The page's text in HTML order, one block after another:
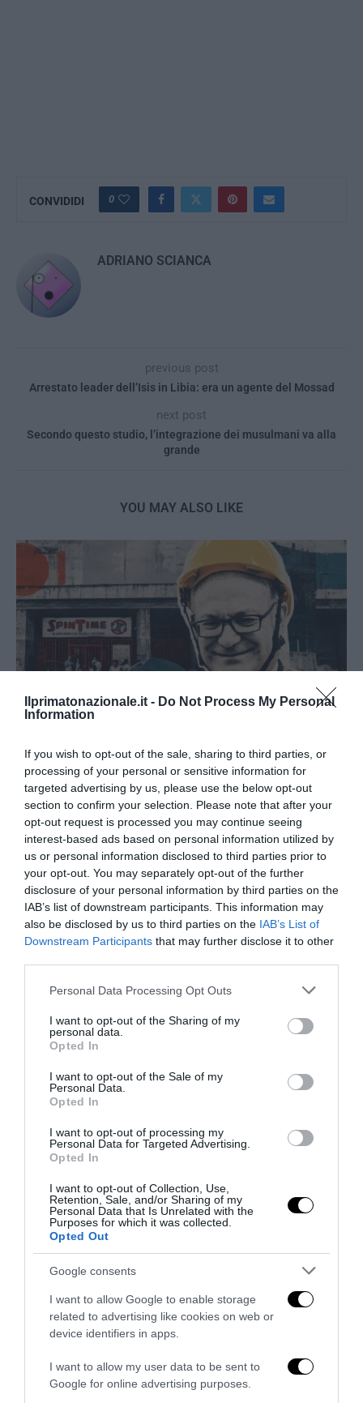
Ilprimatonazionale.it - Do Not Process My Personal
Information
If you wish to opt-out of the sale, sharing to third parties, or
processing of your personal or sensitive information for
targeted advertising by us, please use the below opt-out
section to confirm your selection. Please note that after your
opt-out request is processed you may continue seeing
interest-based ads based on personal information utilized by
us or personal information disclosed to third parties prior to
your opt-out. You may separately opt-out of the further
disclosure of your personal information by third parties on the
IAB’s list of downstream participants. This information may
also be disclosed by us to third parties on the IAB’s List of
Downstream Participants that may further disclose it to other
Please note that this website/app uses one or more Google
not limited to your visit or usage behaviour. You may click to
grant or deny consent to Google and its third-party tags to
use your data for below specified purposes in below Google
consent section.
Personal Data Processing Opt Outs
I want to opt-out of the Sharing of my
personal data.
Opted In
I want to opt-out of the Sale of my
Personal Data.
Opted In
I want to opt-out of processing my
Personal Data for Targeted Advertising.
Opted In
I want to opt-out of Collection, Use,
Retention, Sale, and/or Sharing of my
Personal Data that Is Unrelated with the
Purposes for which it was collected.
Opted Out
Google consents
I want to allow Google to enable storage
related to advertising like cookies on web or
device identifiers in apps.
I want to allow my user data to be sent to
Google for online advertising purposes.
CONVIDIDI 0
ADRIANO SCIANCA
previous post
Arrestato leader dell’Isis in Libia: era un agente del Mossad
next post
Secondo questo studio, l’integrazione dei musulmani va alla
grande
YOU MAY ALSO LIKE
Spin Time, l’antifascismo commensale della Roma
«open to the future»
7 Agosto 2026
Tekne agli americani: il Golden Power è l’ultima trincea
7 Agosto 2026
Addio a Francesco Guccini: stronzo, poeta e buffone di